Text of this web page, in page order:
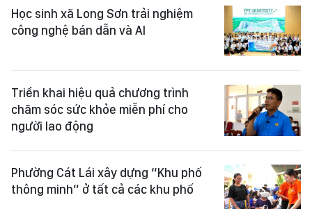
Học sinh xã Long Sơn trải nghiệm
công nghệ bán dẫn và AI
Triển khai hiệu quả chương trình
chăm sóc sức khỏe miễn phí cho
người lao động
Phường Cát Lái xây dựng “Khu phố
thông minh” ở tất cả các khu phố